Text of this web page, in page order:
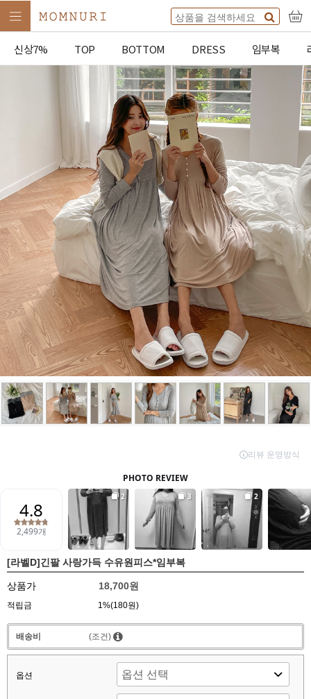
신상7% TOP BOTTOM DRESS 임부복
[라벨D]긴팔 사랑가득 수유원피스*임부복
상품가 18,700원
적립금 1%(180원)
배송비 (조건)
옵션